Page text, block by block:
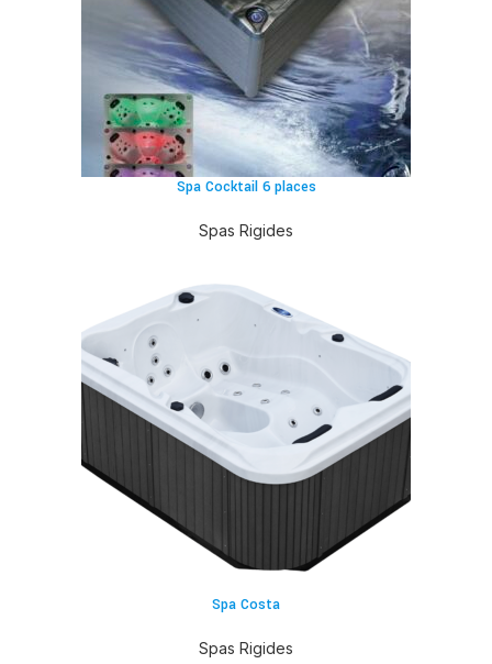
Spa Cocktail 6 places
Spas Rigides
Spa Costa
Spas Rigides